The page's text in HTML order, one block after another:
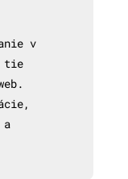
v
tie